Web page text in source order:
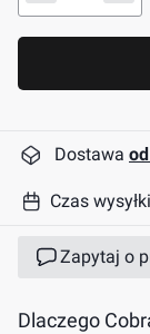
Dostawa
Czas
Zapytaj o
Dlaczego